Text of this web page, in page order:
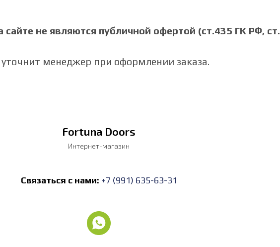
сайте не являются публичной офертой (ст.435 ГК РФ, cт.
менеджер при оформлении заказа.
Fortuna Doors
Интернет-магазин
Связаться с нами: +7 (991) 635-63-31